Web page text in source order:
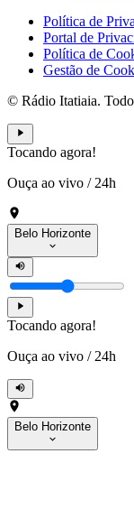
Política de
Portal de
Política de
Gestão de
© Rádio Itatiaia.
Tocando agora!
Ouça ao vivo / 24h
Belo Horizonte
Tocando agora!
Ouça ao vivo / 24h
Belo Horizonte